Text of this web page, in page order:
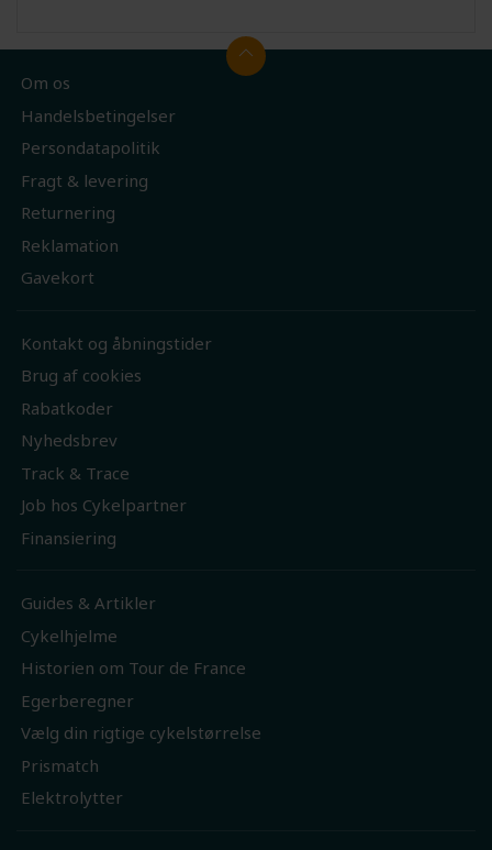
Om os
Handelsbetingelser
Persondatapolitik
Fragt & levering
Returnering
Reklamation
Gavekort
Kontakt og åbningstider
Brug af cookies
Rabatkoder
Nyhedsbrev
Track & Trace
Job hos Cykelpartner
Finansiering
Guides & Artikler
Cykelhjelme
Historien om Tour de France
Egerberegner
Vælg din rigtige cykelstørrelse
Prismatch
Elektrolytter